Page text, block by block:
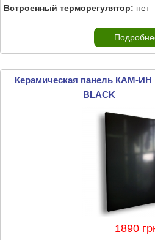
Встроенный терморегулятор: нет
Керамическая панель КАМ-ИН
BLACK
1890